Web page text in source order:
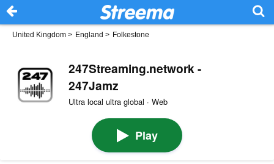
United Kingdom > England > Folkestone
247Streaming.network -
247Jamz
Ultra local ultra global · Web
Play